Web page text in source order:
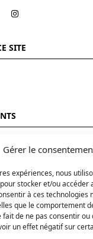
Gérer le
expériences, nous
stocker et/ou accéder
à ces technologies
que le comportement
fait de ne pas consentir
un effet négatif sur
SITE